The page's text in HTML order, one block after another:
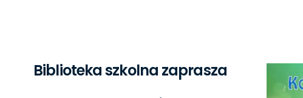
Biblioteka szkolna zaprasza